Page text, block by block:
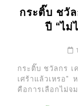
กระติ๊บ ชวั
ปี “ไม่
กระติ๊บ ชวัลกร เ
เศร้าแล้วเหรอ"
คือการเลือกไม่จ